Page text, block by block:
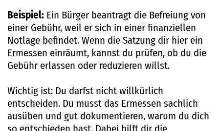
Beispiel: Ein Bürger beantragt die Befreiung von
einer Gebühr, weil er sich in einer finanziellen
Notlage befindet. Wenn die Satzung dir hier ein
Ermessen einräumt, kannst du prüfen, ob du die
Gebühr erlassen oder reduzieren willst.
Wichtig ist: Du darfst nicht willkürlich
entscheiden. Du musst das Ermessen sachlich
ausüben und gut dokumentieren, warum du dich